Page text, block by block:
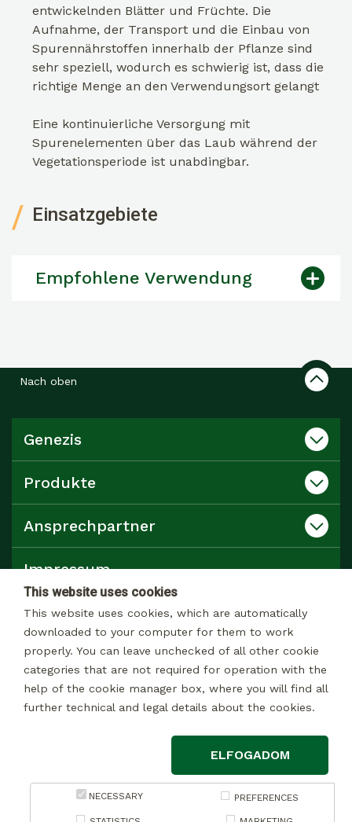
This website uses cookies
This website uses cookies, which are automatically
downloaded to your computer for them to work
properly. You can leave unchecked of all other cookie
categories that are not required for operation with the
help of the cookie manager box, where you will find all
further technical and legal details about the cookies.
ELFOGADOM
NECESSARY PREFERENCES
entwickelnden Blätter und Früchte. Die
Aufnahme, der Transport und die Einbau von
Spurennährstoffen innerhalb der Pflanze sind
sehr speziell, wodurch es schwierig ist, dass die
richtige Menge an den Verwendungsort gelangt
Eine kontinuierliche Versorgung mit
Spurenelementen über das Laub während der
Vegetationsperiode ist unabdingbar.
Einsatzgebiete
Empfohlene Verwendung
Nach oben
Genezis
Produkte
Ansprechpartner
Impressum
Datenschutz
Katalog
© 2026 Alle rechte Vorbehalten
Impressum
Datenschutzerklärung zur Datenverarbeitung zu Marketingzwecken
Datenschutzerklärung bezüglich der Datenverarbeitung im